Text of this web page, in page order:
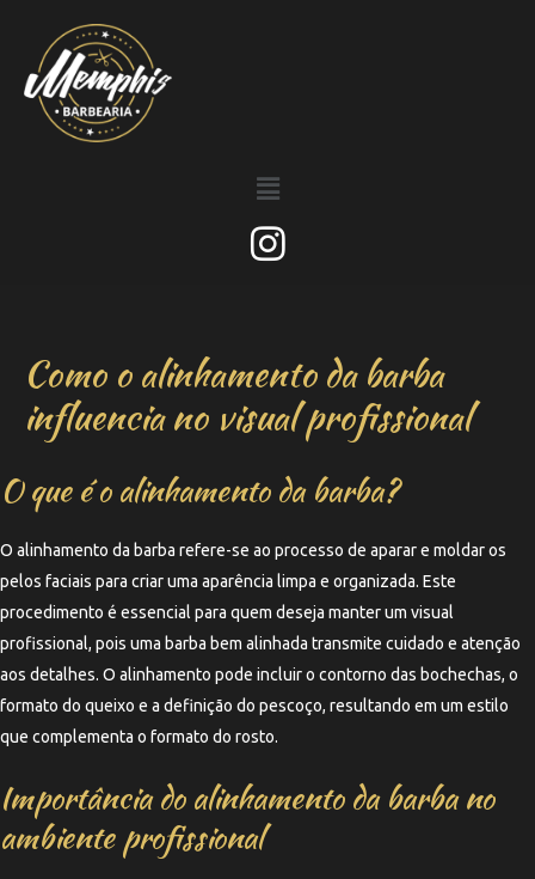
Como o alinhamento da barba
influencia no visual profissional
O que é o alinhamento da barba?
O alinhamento da barba refere-se ao processo de aparar e moldar os
pelos faciais para criar uma aparência limpa e organizada. Este
procedimento é essencial para quem deseja manter um visual
profissional, pois uma barba bem alinhada transmite cuidado e atenção
aos detalhes. O alinhamento pode incluir o contorno das bochechas, o
formato do queixo e a definição do pescoço, resultando em um estilo
que complementa o formato do rosto.
Importância do alinhamento da barba no
ambiente profissional